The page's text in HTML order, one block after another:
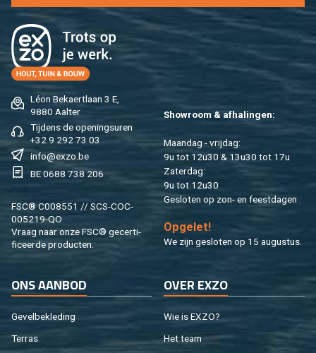
Léon Be­kaert­laan 3 E,
9880 Aal­ter
Tij­dens de ope­nings­uren
+32 9 292 73 03
info@​exzo.​be
BE 0688 738 206
FSC® C008551 // SCS-COC-
005219-QO
Vraag naar onze FSC® ge­cer­ti­
fi­ceer­de pro­duc­ten.
Show­room & af­ha­lin­gen:
Maan­dag - vrij­dag:
9u tot 12u30 & 13u30 tot 17u
Za­ter­dag:
9u tot 12u30
Ge­slo­ten op zon- en feest­da­gen
Op­ge­let!
We zijn ge­slo­ten op 15 au­gus­tus.
ONS AAN­BOD
Ge­vel­be­kle­ding
Ter­ras
OVER EXZO
Wie is EXZO?
Het team